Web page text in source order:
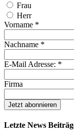
Frau
Herr
Vorname *
Nachname *
E-Mail Adresse: *
Firma
Letzte News